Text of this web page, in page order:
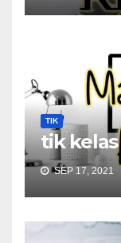
TIK
tik
SEP 17, 2021